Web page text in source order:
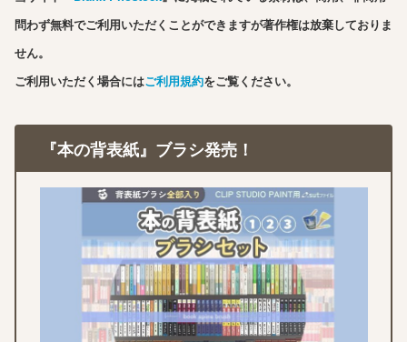
問わず無料でご利用いただくことができますが著作権は放棄しておりま
せん。
ご利用いただく場合にはご利用規約をご覧ください。
『本の背表紙』ブラシ発売！